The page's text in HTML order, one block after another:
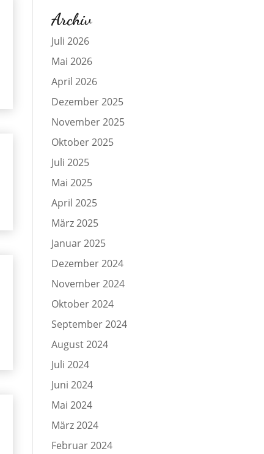
Archiv
Juli 2026
Mai 2026
April 2026
Dezember 2025
November 2025
Oktober 2025
Juli 2025
Mai 2025
April 2025
März 2025
Januar 2025
Dezember 2024
November 2024
Oktober 2024
September 2024
August 2024
Juli 2024
Juni 2024
Mai 2024
März 2024
Februar 2024